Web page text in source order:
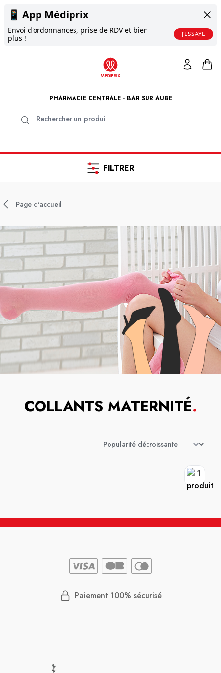
📱 App Médiprix
Envoi d'ordonnances, prise de RDV et bien
plus !
J'ESSAYE
PHARMACIE CENTRALE - BAR SUR AUBE
FILTRER
Page d'accueil
COLLANTS MATERNITÉ.
Paiement 100% sécurisé